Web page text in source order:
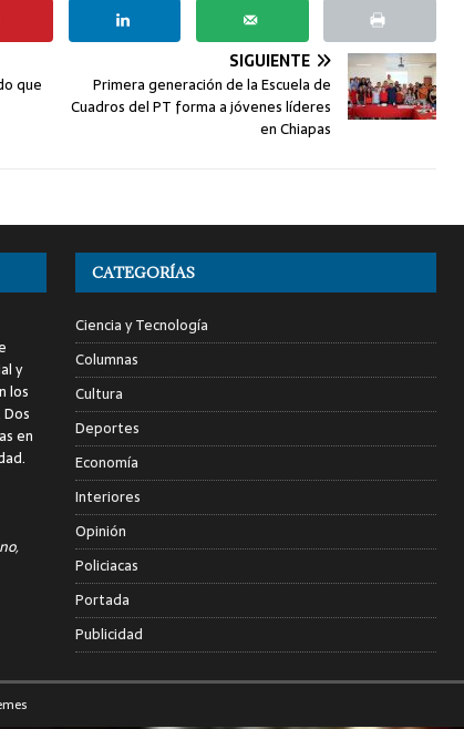
que
SIGUIENTE
Primera generación de la Escuela de
Cuadros del PT forma a jóvenes líderes
en Chiapas
y
los
en
CATEGORÍAS
Ciencia y Tecnología
Columnas
Cultura
Deportes
Economía
Interiores
Opinión
Policiacas
Portada
Publicidad